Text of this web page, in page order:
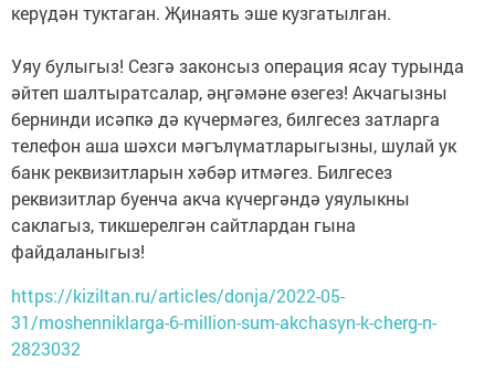
керүдән туктаган. Җинаять эше кузгатылган.
Уяу булыгыз! Сезгә законсыз операция ясау турында
әйтеп шалтыратсалар, әңгәмәне өзегез! Акчагызны
бернинди исәпкә дә күчермәгез, билгесез затларга
телефон аша шәхси мәгълүматларыгызны, шулай ук
банк реквизитларын хәбәр итмәгез. Билгесез
реквизитлар буенча акча күчергәндә уяулыкны
саклагыз, тикшерелгән сайтлардан гына
файдаланыгыз!
https://kiziltan.ru/articles/donja/2022-05-
31/moshenniklarga-6-million-sum-akchasyn-k-cherg-n-
2823032